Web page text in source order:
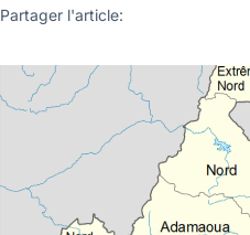
Partager l'article: